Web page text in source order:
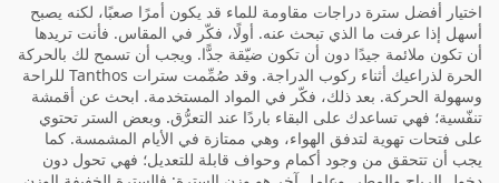
اختيار أفضل سترة دراجات مقاومة للماء قد يكون أمرًا صعبًا، لكنه يصبح
أسهل إذا عرفت ما الذي تبحث عنه. أولًا، فكّر في المقاس. فأنت تريدها
أن تكون ملائمة جيدًا دون أن تكون ضيّقة جدًّا. ويجب أن تسمح لك بالحركة
الحرة لذراعيك أثناء ركوب الدراجة. وقد صُمِّمت سترات Tanthos للراحة
وسهولة الحركة. بعد ذلك، فكّر في المواد المستخدمة. ابحث عن أقمشة
تنفّسية؛ فهي تساعدك على البقاء باردًا عند التعرُّق. وبعض الستر تحتوي
على فتحات تهوية لتدفق الهواء، وهي ممتازة في الأيام المشمسة. كما
يجب أن تتحقق من وجود أكمام وحواف قابلة للتعديل؛ فهي تحول دون